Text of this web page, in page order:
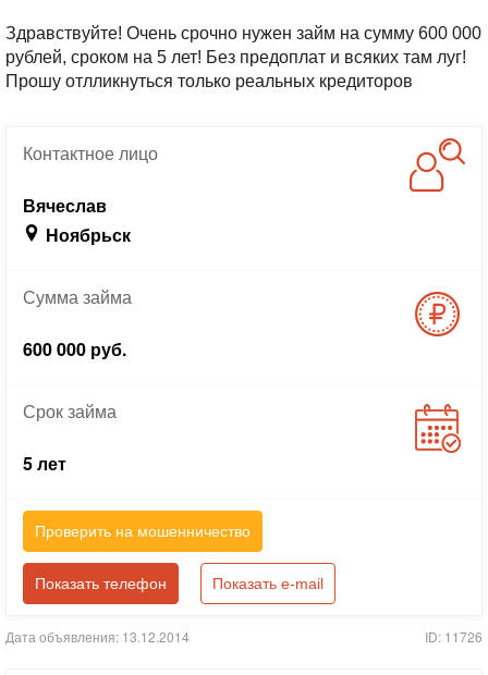
Здравствуйте! Очень срочно нужен займ на сумму 600 000
рублей, сроком на 5 лет! Без предоплат и всяких там луг!
Прошу отлликнуться только реальных кредиторов
Контактноелицо
Вячеслав
Ноябрьск
Суммазайма
600 000 руб.
Срокзайма
5 лет
Проверить на мошенничество
Показать телефон Показать e-mail
Дата объявления: 13.12.2014 ID: 11726